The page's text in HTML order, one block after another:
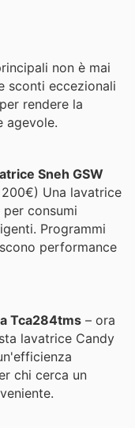
non è mai
sconti eccezionali
rendere la
agevole.
Sneh GSW
Una lavatrice
consumi
Programmi
performance
Tca284tms – ora
lavatrice Candy
chi cerca un